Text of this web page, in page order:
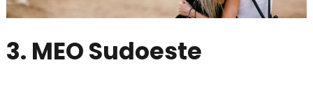
3. MEO Sudoeste